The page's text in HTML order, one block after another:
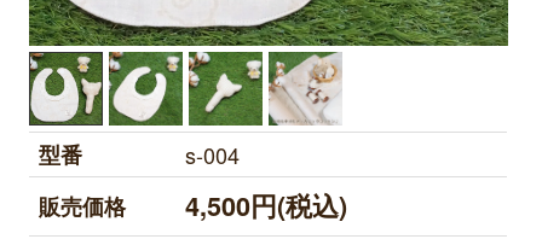
型番
s-004
販売価格
4,500円(税込)